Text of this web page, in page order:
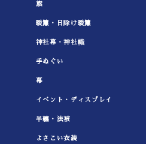
旗
暖簾・日除け暖簾
神社幕・神社幟
手ぬぐい
幕
イべント・ディスプレイ
半纏・法被
よさこい衣装